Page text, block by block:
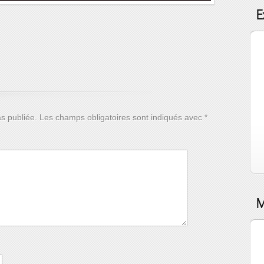
publiée. Les champs obligatoires sont indiqués avec *